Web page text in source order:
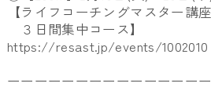
【ライフコーチングマスター講座
３日間集中コース】
https://resast.jp/events/1002010
ーーーーーーーーーーーーーー